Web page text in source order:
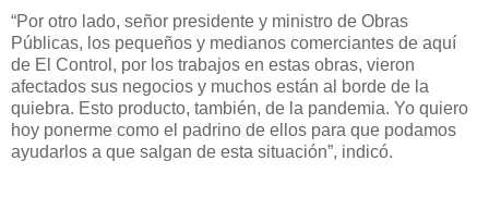
“Por otro lado, señor presidente y ministro de Obras
Públicas, los pequeños y medianos comerciantes de aquí
de El Control, por los trabajos en estas obras, vieron
afectados sus negocios y muchos están al borde de la
quiebra. Esto producto, también, de la pandemia. Yo quiero
hoy ponerme como el padrino de ellos para que podamos
ayudarlos a que salgan de esta situación”, indicó.